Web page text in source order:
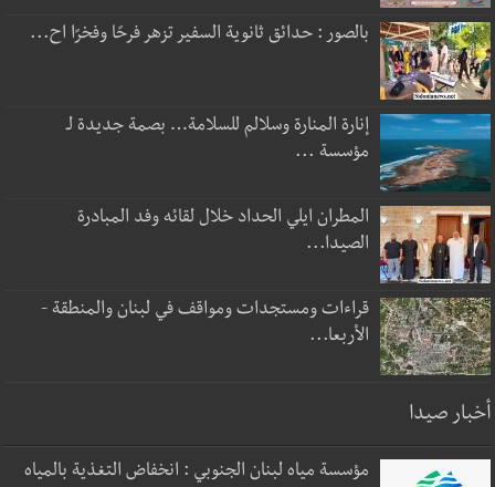
بالصور : حدائق ثانوية السفير تزهر فرحًا وفخرًا اح...
إنارة المنارة وسلالم للسلامة… بصمة جديدة لـ
مؤسسة ...
المطران ايلي الحداد خلال لقائه وفد المبادرة
الصيدا...
قراءات ومستجدات ومواقف في لبنان والمنطقة -
الأربعا...
أخبار صيدا
مؤسسة مياه لبنان الجنوبي : انخفاض التغذية بالمياه